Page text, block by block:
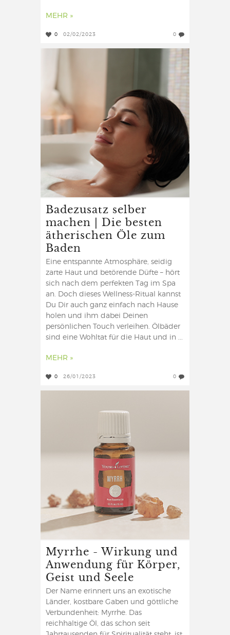
MEHR »
0 02/02/2023 0
Badezusatz selber
machen | Die besten
ätherischen Öle zum
Baden
Eine entspannte Atmosphäre, seidig
zarte Haut und betörende Düfte – hört
sich nach dem perfekten Tag im Spa
an. Doch dieses Wellness-Ritual kannst
Du Dir auch ganz einfach nach Hause
holen und ihm dabei Deinen
persönlichen Touch verleihen. Ölbäder
sind eine Wohltat für die Haut und in ...
MEHR »
0 26/01/2023 0
Myrrhe - Wirkung und
Anwendung für Körper,
Geist und Seele
Der Name erinnert uns an exotische
Länder, kostbare Gaben und göttliche
Verbundenheit: Myrrhe. Das
reichhaltige Öl, das schon seit